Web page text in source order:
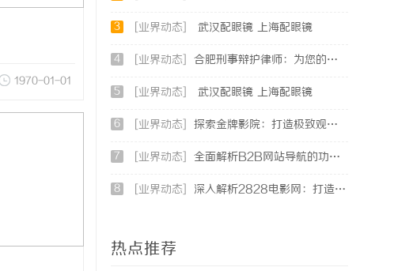
1970-01-01
3 [业界动态] 武汉配眼镜 上海配眼镜
4 [业界动态] 合肥刑事辩护律师：为您的权益保驾护航
5 [业界动态] 武汉配眼镜 上海配眼镜
6 [业界动态] 探索金牌影院：打造极致观影体验的现代影院典范
7 [业界动态] 全面解析B2B网站导航的功能与发展趋势
8 [业界动态] 深入解析2828电影网：打造高清免费视频观影新体验
热点推荐